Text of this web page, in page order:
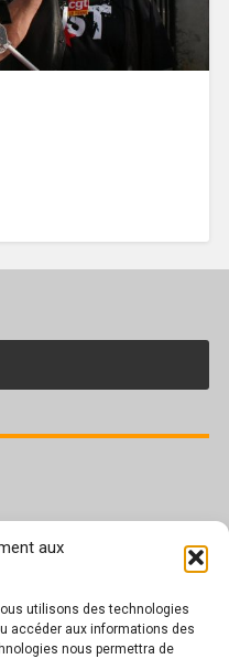
aux
utilisons des technologies
accéder aux informations des
nous permettra de
par forte chaleur
nos droits : les arrêts